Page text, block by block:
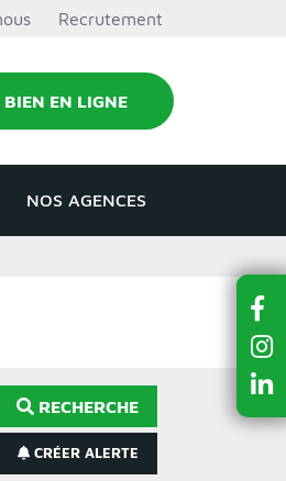
Recrutement
EN LIGNE
NOS AGENCES
RECHERCHE
CRÉER ALERTE